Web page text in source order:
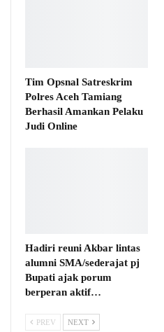
Tim Opsnal Satreskrim
Polres Aceh Tamiang
Berhasil Amankan Pelaku
Judi Online
Hadiri reuni Akbar lintas
alumni SMA/sederajat pj
Bupati ajak porum
berperan aktif…
PREV NEXT